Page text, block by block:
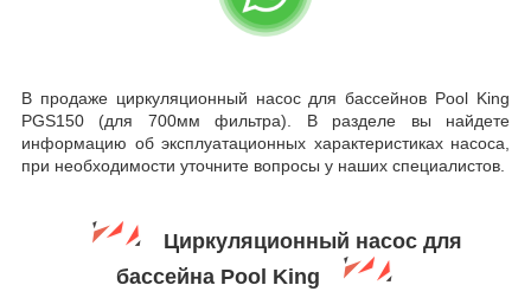
В продаже циркуляционный насос для бассейнов Pool King
PGS150 (для 700мм фильтра). В разделе вы найдете
информацию об эксплуатационных характеристиках насоса,
при необходимости уточните вопросы у наших специалистов.
Циркуляционный насос для
бассейна Pool King